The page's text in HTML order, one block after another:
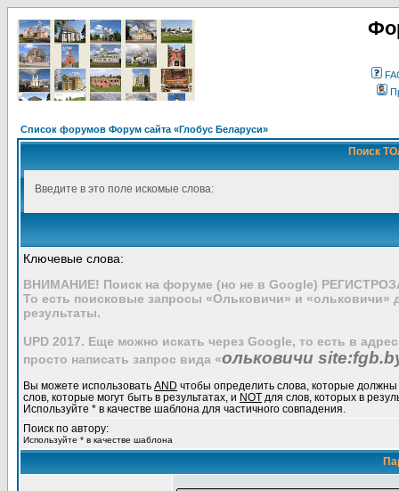
Список форумов Форум сайта «Глобус Беларуси»
Поиск
Введите в это поле искомые слова:
Ключевые слова:
ВНИМАНИЕ! Поиск на форуме (но не в Google)
То есть поисковые запросы «Ольковичи» и «ольковичи»
результаты.
UPD 2017. Еще можно искать через Google, то есть в
просто написать запрос вида «ольковичи
Вы можете использовать AND чтобы определить слова, которые должны
слов, которые могут быть в результатах, и NOT для слов, которых в
Используйте * в качестве шаблона для частичного совпадения.
Поиск по автору:
Используйте * в качестве шаблона